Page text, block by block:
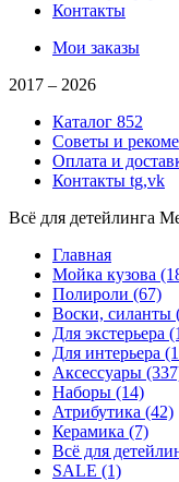
Контакты
Мои заказы
2017 – 2026
Каталог 852
Советы и
Оплата и
Контакты tg,vk
Всё для детейлинга
Главная
Мойка кузова
Полироли (67)
Воски, силанты
Для экстерьера
Для интерьера
Аксессуары
Наборы (14)
Атрибутика (42)
Керамика (7)
Всё для
SALE (1)